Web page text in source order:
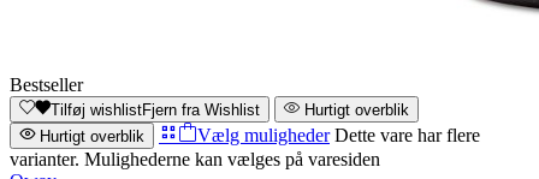
Bestseller
Tilføj wishlistFjern fra Wishlist
Hurtigt overblik
Hurtigt overblik
Vælg muligheder Dette vare har flere
varianter. Mulighederne kan vælges på varesiden